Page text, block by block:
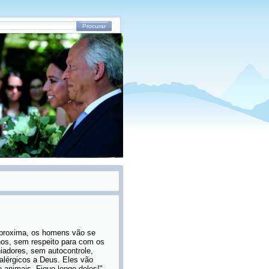
os homens vão se
sem respeito para com os
sem autocontrole,
a Deus. Eles vão
Procurar